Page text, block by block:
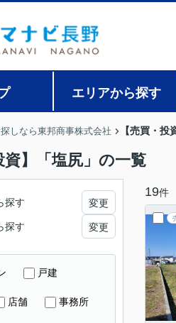
エリアから探す
しなら東邦商事株式会社 【売買・
資】「塩尻」の一覧
19件
探す 変更
探す 変更
戸建
店舗 事務所